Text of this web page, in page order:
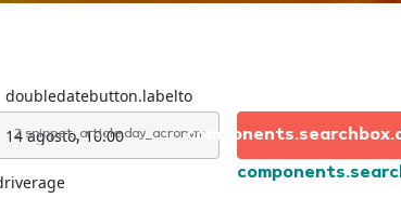
doubledatebutton.labelto
14 agosto, 10:00
2 snippet_article.day_acronym